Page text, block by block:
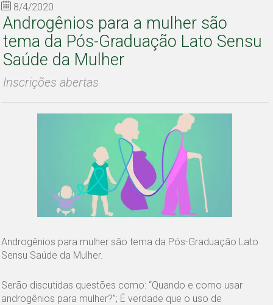
8/4/2020
Androgênios para a mulher são
tema da Pós-Graduação Lato Sensu
Saúde da Mulher
Inscrições abertas
Androgênios para mulher são tema da Pós-Graduação Lato
Sensu Saúde da Mulher.
Serão discutidas questões como: “Quando e como usar
androgênios para mulher?”; É verdade que o uso de